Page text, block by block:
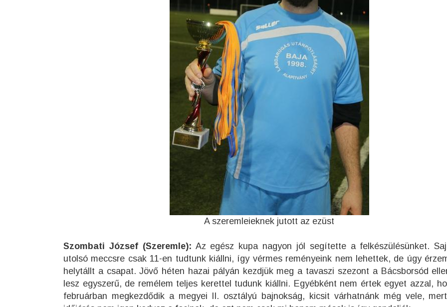
A szeremleieknek jutott az ezüst
Szombati József (Szeremle): Az egész kupa nagyon jól segítette a felkészülésünket.
utolsó meccsre csak 11-en tudtunk kiállni, így vérmes reményeink nem lehettek, de úgy
helytállt a csapat. Jövő héten hazai pályán kezdjük meg a tavaszi szezont a Bácsborsód
lesz egyszerű, de remélem teljes kerettel tudunk kiállni. Egyébként nem értek egyet azzal,
februárban megkezdődik a megyei II. osztályú bajnokság, kicsit várhatnánk még vele,